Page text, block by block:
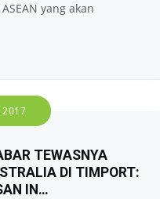
yang akan
2017
TEWASNYA
DI TIMPORT:
IN…